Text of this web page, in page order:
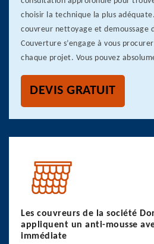
choisir la technique la plus
couvreur nettoyage et demoussage
Couverture s’engage à vous
chaque projet. Vous pouvez
DEVIS GRATUIT
Les couvreurs de la société
appliquent un anti-mousse
immédiate